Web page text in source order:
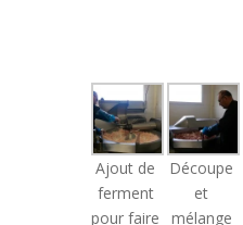
Ajout de
ferment
pour faire
Découpe
et
mélange